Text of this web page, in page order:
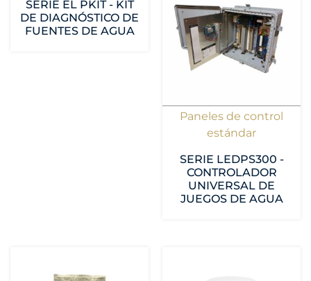
SERIE EL PKIT - KIT
DE DIAGNÓSTICO DE
FUENTES DE AGUA
Paneles de control
estándar
SERIE LEDPS300 -
CONTROLADOR
UNIVERSAL DE
JUEGOS DE AGUA